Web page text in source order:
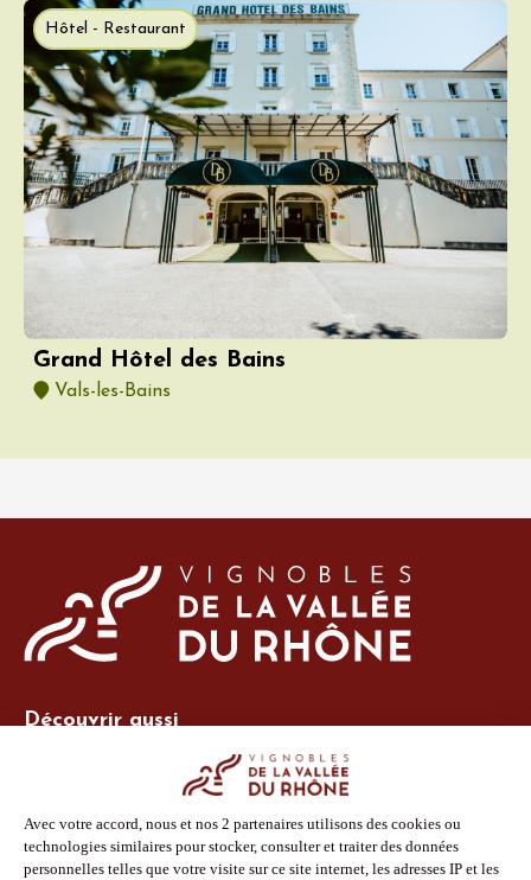
Hôtel - Restaurant
Grand Hôtel des Bains
Vals-les-Bains
Découvrir aussi
Espace adhérent
Espace presse
Phototèque